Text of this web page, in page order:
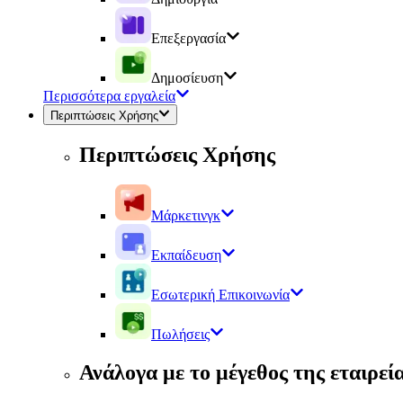
Επεξεργασία
Δημοσίευση
Περισσότερα εργαλεία
Περιπτώσεις Χρήσης
Περιπτώσεις Χρήσης
Μάρκετινγκ
Εκπαίδευση
Εσωτερική Επικοινωνία
Πωλήσεις
Ανάλογα με το μέγεθος της